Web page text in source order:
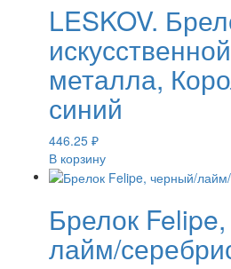
LESKOV.
металла,
синий
446.25 ₽
В корзину
Брелок
лайм/